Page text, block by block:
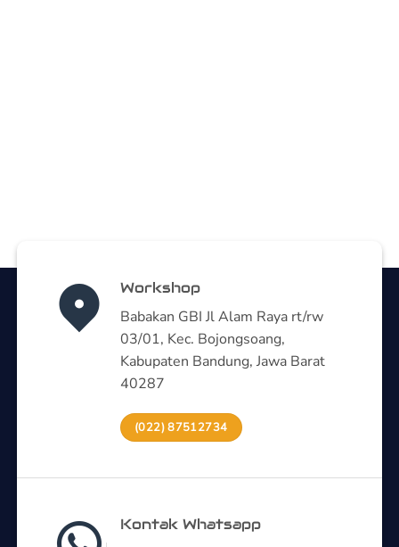
Workshop
Babakan GBI Jl Alam Raya rt/rw
03/01, Kec. Bojongsoang,
Kabupaten Bandung, Jawa Barat
40287
(022) 87512734
Kontak Whatsapp